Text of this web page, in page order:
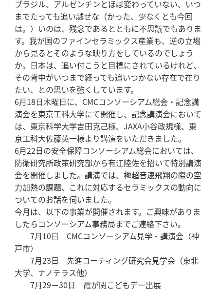
ブラジル、アルゼンチンとほぼ変わっていない、いつ
までたっても追い越せな（かった、少なくとも今回
は。）いのは、残念であるとともに不思議でもありま
す。我が国のファインセラミックス産業も、逆の立場
から見るとそのような映り方をしているのでしょう
か。日本は、追い付こうと目標にされているけれど、
その背中がいつまで経っても追いつかない存在で在り
たい、との思いを強くしています。
6月18日木曜日に、CMCコンソーシアム総会・記念講
演会を東京工科大学にて開催し、記念講演会において
は、東京科学大学吉田克己様、JAXA小谷政規様、東
京工科大佐藤英一様より講演をいただきました。
6月22日の安全保障コンソーシアム総会においては、
防衛研究所政策研究部から有江陸佐を招いて特別講演
会を開催しました。講演では、極超音速飛翔の際の空
力加熱の課題、これに対応するセラミックスの動向に
ついてのお話を伺いました。
今月は、以下の事業が開催されます。ご興味がありま
したらコンソーシアム事務局までご連絡下さい。
7月10日 CMCコンソーシアム見学・講演会（神
戸市）
7月23日 先進コーティング研究会見学会（東北
大学、ナノテラス他）
7月29－30日 霞が関こどもデー出展